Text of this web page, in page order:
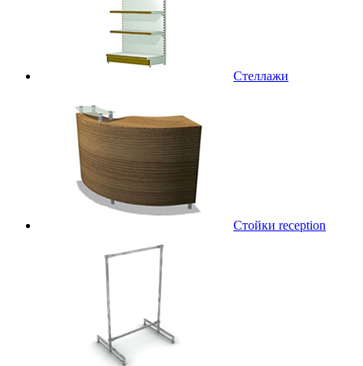
Стеллажи
Стойки reception